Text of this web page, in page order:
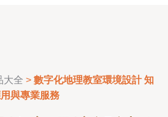
大全 > 數字化地理教室環境設計 知
與專業服務